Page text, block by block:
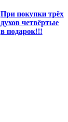
При покупки трёх
духов четвёртые
в подарок!!!